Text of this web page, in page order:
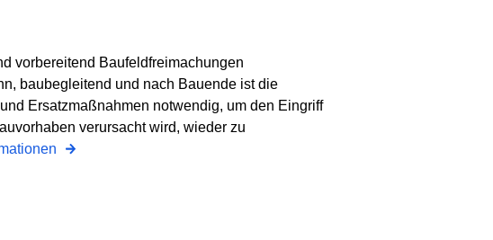
vorbereitend Baufeldfreimachungen
baubegleitend und nach Bauende ist die
Ersatzmaßnahmen notwendig, um den Eingriff
verursacht wird, wieder zu